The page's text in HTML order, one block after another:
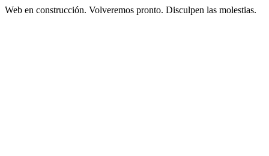
Web en construcción. Volveremos pronto. Disculpen las molestias.